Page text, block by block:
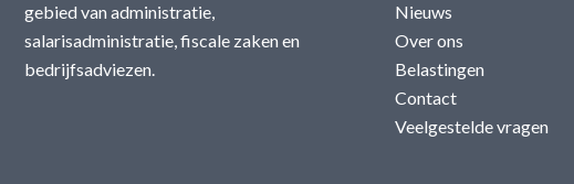
gebied van administratie,
salarisadministratie, fiscale zaken en
bedrijfsadviezen.
Nieuws
Over ons
Belastingen
Contact
Veelgestelde vragen